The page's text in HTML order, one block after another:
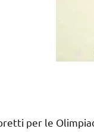
per le